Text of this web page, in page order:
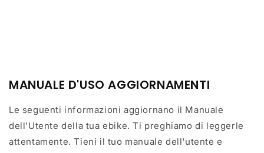
MANUALE D'USO AGGIORNAMENTI
Le seguenti informazioni aggiornano il Manuale
dell'Utente della tua ebike. Ti preghiamo di leggerle
attentamente. Tieni il tuo manuale dell'utente e